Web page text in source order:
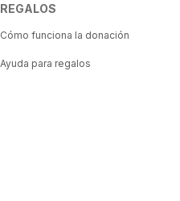
REGALOS
Cómo funciona la donación
Ayuda para regalos